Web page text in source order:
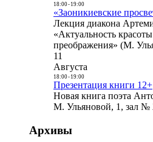
18:00- 19:00
«Заоникиевские
Лекция диакона
«Актуальность
преображения» (М.
11
Августа
18:00- 19:00
Презентация книги 12+
Новая книга поэта
М. Ульяновой, 1, зал №
Архивы